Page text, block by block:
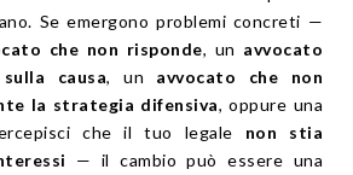
Se emergono problemi concreti —
che non risponde, un avvocato
causa, un avvocato che non
la strategia difensiva, oppure una
che il tuo legale non stia
— il cambio può essere una